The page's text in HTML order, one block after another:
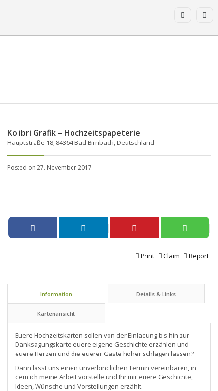
Kolibri Grafik – Hochzeitspapeterie
Hauptstraße 18, 84364 Bad Birnbach, Deutschland
Posted on 27. November 2017
Report
Claim
Print
Information Details & Links
Kartenansicht
Euere Hochzeitskarten sollen von der Einladung bis hin zur
Danksagungskarte euere eigene Geschichte erzählen und
euere Herzen und die euerer Gäste höher schlagen lassen?
Dann lasst uns einen unverbindlichen Termin vereinbaren, in
dem ich meine Arbeit vorstelle und Ihr mir euere Geschichte,
Ideen, Wünsche und Vorstellungen erzählt.